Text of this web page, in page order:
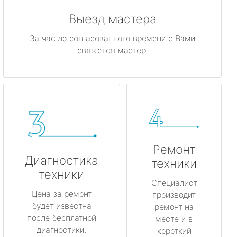
Выезд мастера
За час до согласованного времени с Вами
свяжется мастер.
Диагностика
техники
Цена за ремонт
будет известна
после бесплатной
диагностики.
Ремонт
техники
Специалист
производит
ремонт на
месте и в
короткий